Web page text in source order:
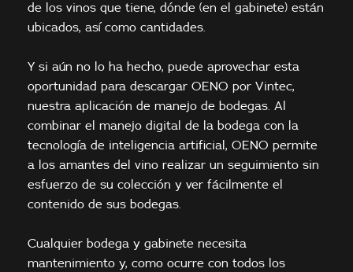
de los vinos que tiene, dónde (en el gabinete) están
ubicados, así como cantidades.
Y si aún no lo ha hecho, puede aprovechar esta
oportunidad para descargar OENO por Vintec,
nuestra aplicación de manejo de bodegas. Al
combinar el manejo digital de la bodega con la
tecnología de inteligencia artificial, OENO permite
a los amantes del vino realizar un seguimiento sin
esfuerzo de su colección y ver fácilmente el
contenido de sus bodegas.
Cualquier bodega y gabinete necesita
mantenimiento y, como ocurre con todos los